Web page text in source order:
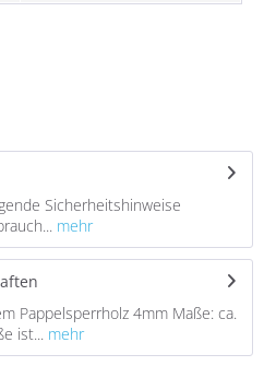
Sicherheitshinweise
mehr
Pappelsperrholz 4mm Maße: ca.
ist...
mehr